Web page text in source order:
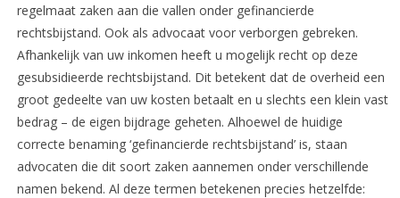
regelmaat zaken aan die vallen onder gefinancierde
rechtsbijstand. Ook als advocaat voor verborgen gebreken.
Afhankelijk van uw inkomen heeft u mogelijk recht op deze
gesubsidieerde rechtsbijstand. Dit betekent dat de overheid een
groot gedeelte van uw kosten betaalt en u slechts een klein vast
bedrag – de eigen bijdrage geheten. Alhoewel de huidige
correcte benaming ‘gefinancierde rechtsbijstand’ is, staan
advocaten die dit soort zaken aannemen onder verschillende
namen bekend. Al deze termen betekenen precies hetzelfde: